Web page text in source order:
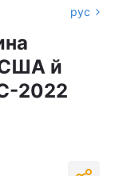
рус
США й
2022